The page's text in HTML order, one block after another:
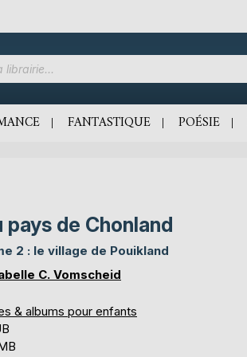
FANTASTIQUE POÉSIE
pays de Chonland
2 : le village de Pouikland
C. Vomscheid
& albums pour enfants